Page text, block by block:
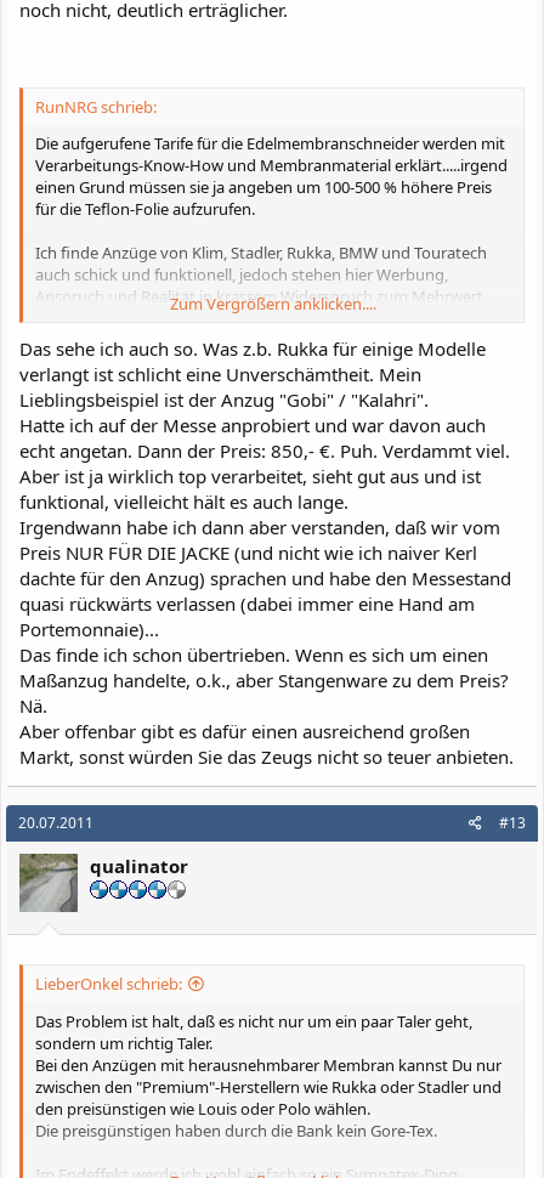
noch nicht, deutlich erträglicher.
RunNRG schrieb:
Die aufgerufene Tarife für die Edelmembranschneider werden mit
Verarbeitungs-Know-How und Membranmaterial erklärt.....irgend
einen Grund müssen sie ja angeben um 100-500 % höhere Preis
für die Teflon-Folie aufzurufen.
Ich finde Anzüge von Klim, Stadler, Rukka, BMW und Touratech
auch schick und funktionell, jedoch stehen hier Werbung,
Anspruch und Realität in krassem Widerspruch zum Mehrwert.
Wem 1000 oder gar 2000 Euro Mehrpreis egal sind, der findet bei
den Edelmarken sicher brauchbare Funktionsbekleidung, vom
Preis-Leistungsverhältnis sind die Hausmarken der großen 3
ohne PTFE-Folie sicher um Längen besser.
Zum Vergrößern anklicken....
Das sehe ich auch so. Was z.b. Rukka für einige Modelle
verlangt ist schlicht eine Unverschämtheit. Mein
Lieblingsbeispiel ist der Anzug "Gobi" / "Kalahri".
Hatte ich auf der Messe anprobiert und war davon auch
echt angetan. Dann der Preis: 850,- €. Puh. Verdammt viel.
Aber ist ja wirklich top verarbeitet, sieht gut aus und ist
funktional, vielleicht hält es auch lange.
Irgendwann habe ich dann aber verstanden, daß wir vom
Preis NUR FÜR DIE JACKE (und nicht wie ich naiver Kerl
dachte für den Anzug) sprachen und habe den Messestand
quasi rückwärts verlassen (dabei immer eine Hand am
Portemonnaie)...
Das finde ich schon übertrieben. Wenn es sich um einen
Maßanzug handelte, o.k., aber Stangenware zu dem Preis?
Nä.
Aber offenbar gibt es dafür einen ausreichend großen
Markt, sonst würden Sie das Zeugs nicht so teuer anbieten.
20.07.2011 #13
qualinator
LieberOnkel schrieb:
Das Problem ist halt, daß es nicht nur um ein paar Taler geht,
sondern um richtig Taler.
Bei den Anzügen mit herausnehmbarer Membran kannst Du nur
zwischen den "Premium"-Herstellern wie Rukka oder Stadler und
den preisünstigen wie Louis oder Polo wählen.
Die preisgünstigen haben durch die Bank kein Gore-Tex.